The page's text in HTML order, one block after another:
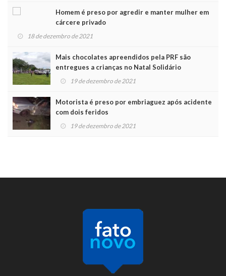
Homem é preso por agredir e manter mulher em
cárcere privado
18 de dezembro de 2021
Mais chocolates apreendidos pela PRF são
entregues a crianças no Natal Solidário
19 de dezembro de 2021
Motorista é preso por embriaguez após acidente
com dois feridos
19 de dezembro de 2021